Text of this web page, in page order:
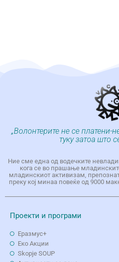
„Волонтерите не се платени-
туку затоа што
Ние сме една од водечките
кога се во прашање
младинскиот активизам,
преку кој минаа повеќе од 9000
Проекти и програми
Еразмус+
Еко Aкции
Skopje SOUP